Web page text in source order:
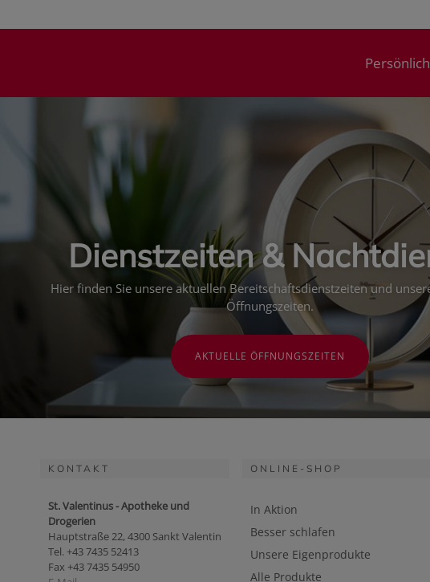
Dienstzeiten &
Hier finden Sie unsere aktuellen Bereitschaftsdienstzeiten und
Öffnungszeiten.
AKTUELLE ÖFFNUNGSZEITEN
KONTAKT
St. Valentinus - Apotheke und
Drogerien
Hauptstraße 22, 4300 Sankt Valentin
Tel. +43 7435 52413
Fax +43 7435 54950
ONLINE-SHOP
In Aktion
Besser schlafen
Unsere Eigenprodukte
Alle Produkte